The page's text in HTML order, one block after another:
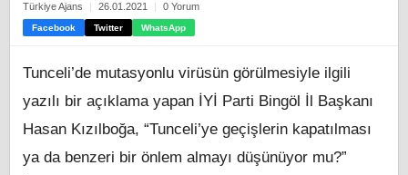
Türkiye Ajans 26.01.2021 0 Yorum
Facebook Twitter WhatsApp
Tunceli’de mutasyonlu virüsün görülmesiyle ilgili
yazılı bir açıklama yapan İYİ Parti Bingöl İl Başkanı
Hasan Kızılboğa, “Tunceli’ye geçişlerin kapatılması
ya da benzeri bir önlem almayı düşünüyor mu?”